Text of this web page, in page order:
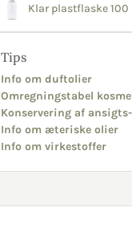
Klar plastflaske
Tips
Info om duftolier
Omregningstabel
Konservering af
Info om æteriske olier
Info om virkestoffer